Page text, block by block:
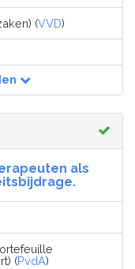
(VVD)
als
(PvdA)